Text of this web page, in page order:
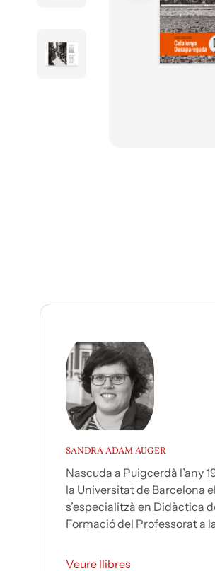
SANDRA ADAM AUGER
Nascuda a Puigcerdà l’any
la Universitat de Barcelona
s’especialitzà en Didàctica
Formació del Professorat a
Veure llibres